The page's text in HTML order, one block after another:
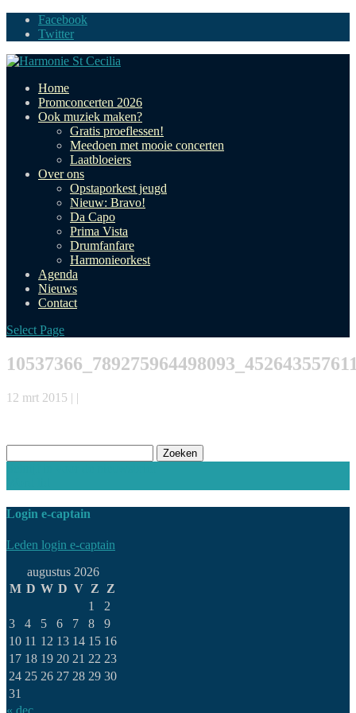
Facebook
Twitter
Home
Promconcerten 2026
Ook muziek maken?
Gratis proeflessen!
Meedoen met mooie concerten
Laatbloeiers
Over ons
Opstaporkest jeugd
Nieuw: Bravo!
Da Capo
Prima Vista
Drumfanfare
Harmonieorkest
Agenda
Nieuws
Contact
Select Page
12 mrt 2015 | |
naar:
Login e-captain
Leden login e-captain
augustus 2026
M D W D V Z
Z
1
2
3
4 5 6 7 8
9
10 11 12 13 14 15 16
17 18 19 20 21 22 23
24 25 26 27 28 29 30
31